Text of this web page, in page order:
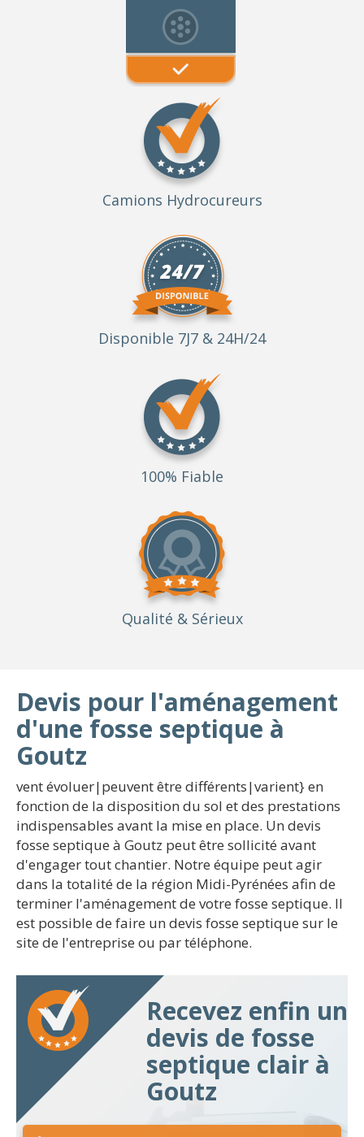
Camions Hydrocureurs
Disponible 7J7 & 24H/24
100% Fiable
Qualité & Sérieux
Devis pour l'aménagement
d'une fosse septique à
Goutz
vent évoluer|peuvent être différents|varient} en
fonction de la disposition du sol et des prestations
indispensables avant la mise en place. Un devis
fosse septique à Goutz peut être sollicité avant
d'engager tout chantier. Notre équipe peut agir
dans la totalité de la région Midi-Pyrénées afin de
terminer l'aménagement de votre fosse septique. Il
est possible de faire un devis fosse septique sur le
site de l'entreprise ou par téléphone.
Recevez enfin un
devis de fosse
septique clair à
Goutz